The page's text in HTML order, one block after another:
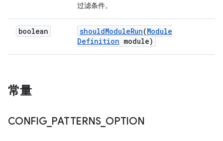
过滤条件。
boolean shouldModuleRun(Module
Definition module)
常量
CONFIG_ PATTERNS_ OPTION